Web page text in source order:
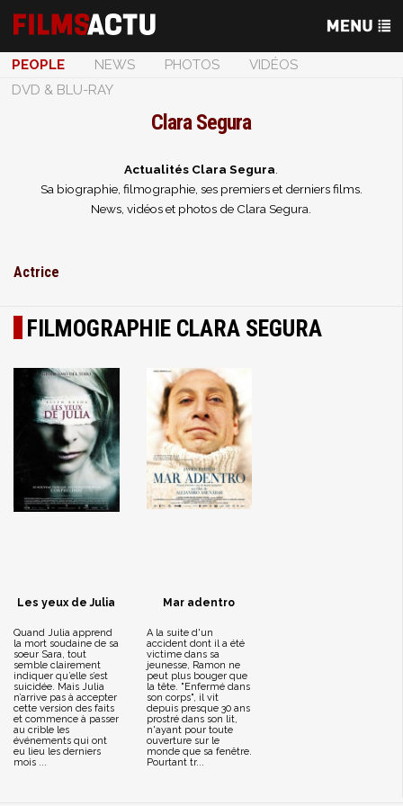
PEOPLE NEWS PHOTOS
VIDÉOS
DVD & BLU-RAY
Clara Segura
Actualités Clara Segura
Sa biographie, filmographie, ses premiers et derniers films.
News, vidéos et photos de Clara Segura.
Actrice
FILMOGRAPHIE CLARA SEGURA
Les yeux de Julia
Quand Julia apprend
la mort soudaine de sa
soeur Sara, tout
semble clairement
indiquer qu’elle s’est
suicidée. Mais Julia
n’arrive pas à accepter
cette version des faits
et commence à passer
au crible les
événements qui ont
eu lieu les derniers
mois ...
Mar adentro
A la suite d'un
accident dont il a été
victime dans sa
jeunesse, Ramon ne
peut plus bouger que
la tête. "Enfermé dans
son corps", il vit
depuis presque 30 ans
prostré dans son lit,
n'ayant pour toute
ouverture sur le
monde que sa fenêtre.
Pourtant tr...